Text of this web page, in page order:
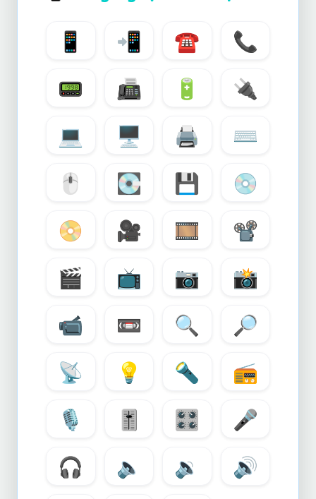
📱 📲 ☎️
📞
📟
📠 🔋
🔌
💻
🖥️ 🖨️
⌨️
🖱️
💽 💾
💿
📀
🎥 🎞️
📽️
🎬
📺 📷
📸
📹
📼 🔍
🔎
📡
💡 🔦
📻
🎙️
🎚️ 🎛️
🎤
🎧
🔈 🔉
🔊